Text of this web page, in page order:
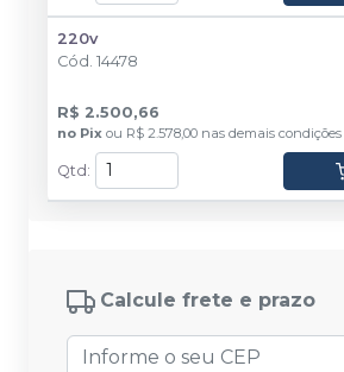
220v
Cód. 14478
R$ 2.500,66
no Pix ou R$ 2.578,00 nas demais condições
Qtd :
Calcule frete e prazo